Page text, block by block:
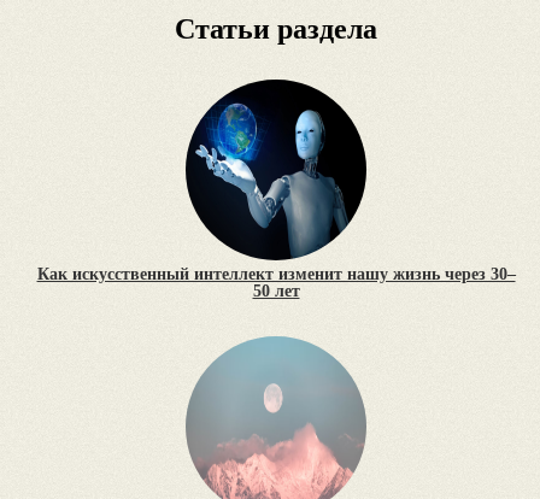
Статьи раздела
Как искусственный интеллект изменит нашу жизнь через 30–
50 лет